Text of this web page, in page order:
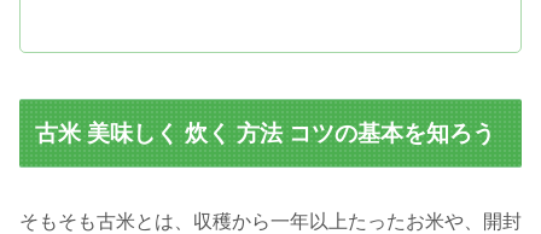
古米 美味しく 炊く 方法 コツの基本を知ろう
そもそも古米とは、収穫から一年以上たったお米や、開封